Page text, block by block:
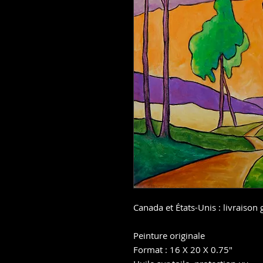
Canada et États-Unis : livraison
Peinture originale
Format : 16 X 20 X 0.75"